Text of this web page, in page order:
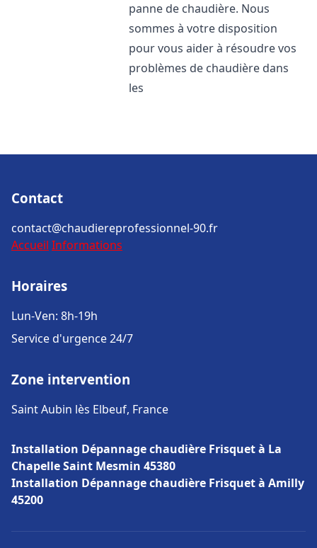
panne de chaudière. Nous
sommes à votre disposition
pour vous aider à résoudre vos
problèmes de chaudière dans
les
Contact
contact@chaudiereprofessionnel-90.fr
Accueil Informations
Horaires
Lun-Ven: 8h-19h
Service d'urgence 24/7
Zone intervention
Saint Aubin lès Elbeuf, France
Installation Dépannage chaudière Frisquet à La
Chapelle Saint Mesmin 45380
Installation Dépannage chaudière Frisquet à Amilly
45200